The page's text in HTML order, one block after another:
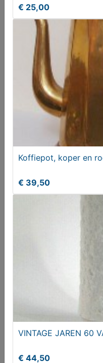
12x Biervracht auto's
metaal
€ 325,00
€ 25,00
Koffiepot, koper en
€ 39,50
VINTAGE JAREN 60
€ 44,50